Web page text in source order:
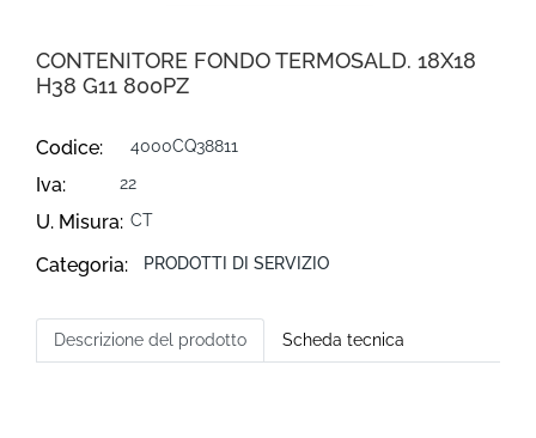
CONTENITORE FONDO TERMOSALD. 18X18
H38 G11 800PZ
Codice: 4000CQ38811
Iva: 22
U. Misura: CT
Categoria: PRODOTTI DI SERVIZIO
Descrizione del prodotto Scheda tecnica